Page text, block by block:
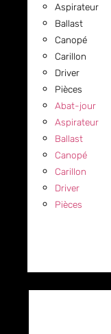
Aspirateur
Ballast
Canopé
Carillon
Driver
Pièces
Abat-jour
Aspirateur
Ballast
Canopé
Carillon
Driver
Pièces